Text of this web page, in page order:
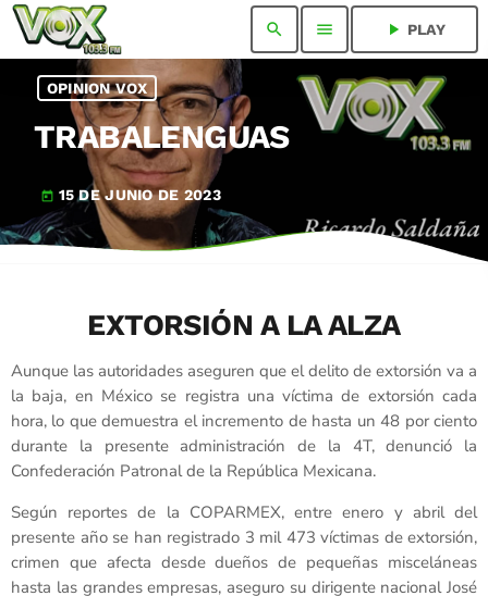
search menu play_arrow PLAY
OPINION VOX
TRABALENGUAS
today 15 DE JUNIO DE 2023
EXTORSIÓN A LA ALZA
Aunque las autoridades aseguren que el delito de extorsión va a
la baja, en México se registra una víctima de extorsión cada
hora, lo que demuestra el incremento de hasta un 48 por ciento
durante la presente administración de la 4T, denunció la
Confederación Patronal de la República Mexicana.
Según reportes de la COPARMEX, entre enero y abril del
presente año se han registrado 3 mil 473 víctimas de extorsión,
crimen que afecta desde dueños de pequeñas misceláneas
hasta las grandes empresas, aseguro su dirigente nacional José